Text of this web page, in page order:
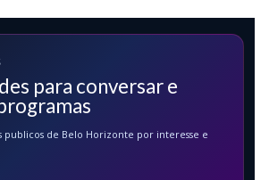
para conversar e
publicos de Belo Horizonte por interesse e